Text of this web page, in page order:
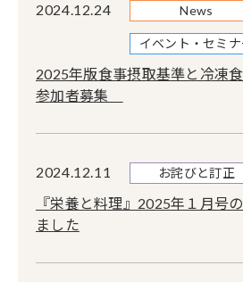
2024.12.24 News
イベント・セミナ
2025年版食事摂取基準と冷凍
参加者募集
2024.12.11 お詫びと訂正
『栄養と料理』2025年１月号
ました